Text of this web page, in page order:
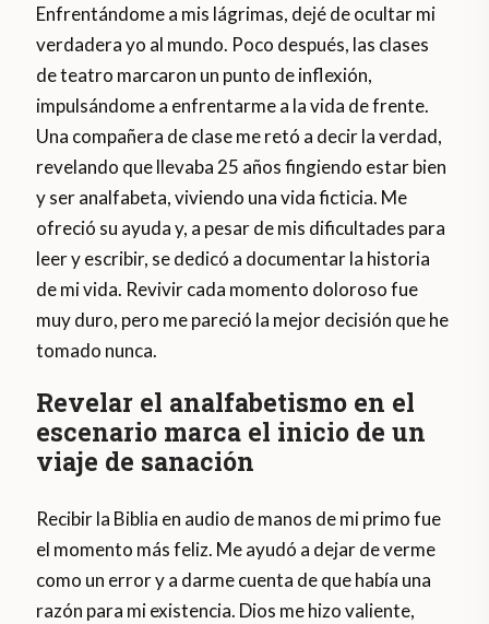
Enfrentándome a mis lágrimas, dejé de ocultar mi
verdadera yo al mundo. Poco después, las clases
de teatro marcaron un punto de inflexión,
impulsándome a enfrentarme a la vida de frente.
Una compañera de clase me retó a decir la verdad,
revelando que llevaba 25 años fingiendo estar bien
y ser analfabeta, viviendo una vida ficticia. Me
ofreció su ayuda y, a pesar de mis dificultades para
leer y escribir, se dedicó a documentar la historia
de mi vida. Revivir cada momento doloroso fue
muy duro, pero me pareció la mejor decisión que he
tomado nunca.
Revelar el analfabetismo en el
escenario marca el inicio de un
viaje de sanación
Recibir la Biblia en audio de manos de mi primo fue
el momento más feliz. Me ayudó a dejar de verme
como un error y a darme cuenta de que había una
razón para mi existencia. Dios me hizo valiente,